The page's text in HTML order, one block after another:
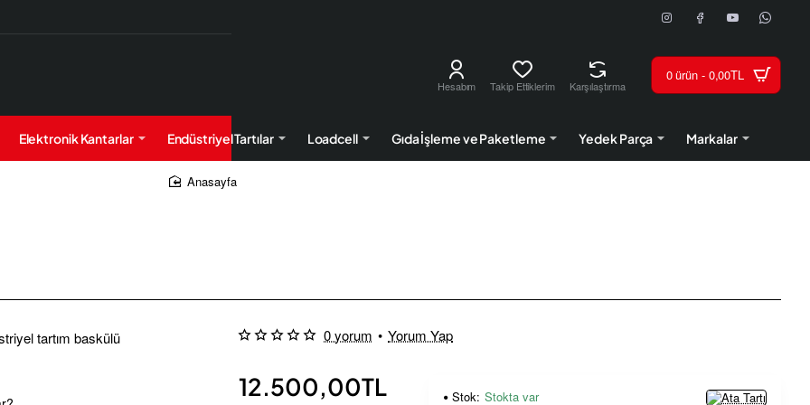
Hesabım Takip Ettiklerim Karşılaştırma
0 ürün - 0,00TL
Elektronik Kantarlar Endüstriyel Tartılar Loadcell Gıda İşleme ve Paketleme Yedek Parça Markalar
home
0 yorum • Yorum Yap
12.500,00TL Stok: Stokta var